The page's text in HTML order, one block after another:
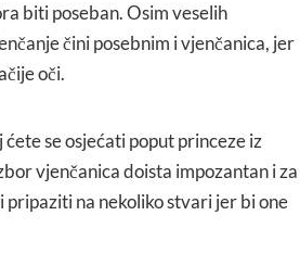
biti poseban. Osim veselih
čini posebnim i vjenčanica, jer
oči.
se osjećati poput princeze iz
vjenčanica doista impozantan i za
pripaziti na nekoliko stvari jer bi one